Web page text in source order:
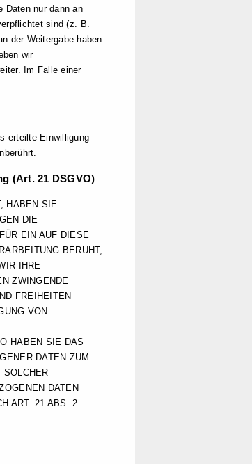
Daten nur dann an
sind (z. B.
der Weitergabe haben
wir
Im Falle einer
erteilte Einwilligung
(Art. 21 DSGVO)
HABEN SIE
DIE
EIN AUF DIESE
BERUHT,
IHRE
ZWINGENDE
FREIHEITEN
VON
HABEN SIE DAS
DATEN ZUM
SOLCHER
DATEN
ART. 21 ABS. 2